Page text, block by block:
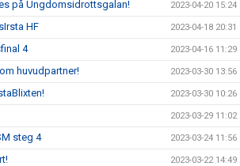
på Ungdomsidrottsgalan! 2023-04-20 15:24
HF 2023-04-18 20:31
4 2023-04-16 11:29
huvudpartner! 2023-03-30 13:56
2023-03-30 10:26
2023-03-29 11:02
steg 4 2023-03-24 11:56
2023-03-22 14:49